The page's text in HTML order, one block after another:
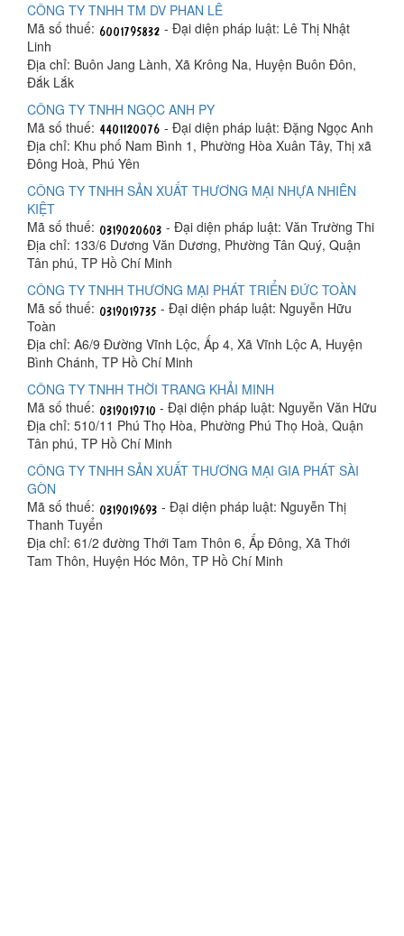
CÔNG TY TNHH TM DV PHAN LÊ
Mã số thuế:
- Đại diện pháp luật: Lê Thị Nhật
Linh
Địa chỉ: Buôn Jang Lành, Xã Krông Na, Huyện Buôn Đôn,
Đắk Lắk
CÔNG TY TNHH NGỌC ANH PY
Mã số thuế:
- Đại diện pháp luật: Đặng Ngọc Anh
Địa chỉ: Khu phố Nam Bình 1, Phường Hòa Xuân Tây, Thị xã
Đông Hoà, Phú Yên
CÔNG TY TNHH SẢN XUẤT THƯƠNG MẠI NHỰA NHIÊN
KIỆT
Mã số thuế:
- Đại diện pháp luật: Văn Trường Thi
Địa chỉ: 133/6 Dương Văn Dương, Phường Tân Quý, Quận
Tân phú, TP Hồ Chí Minh
CÔNG TY TNHH THƯƠNG MẠI PHÁT TRIỂN ĐỨC TOÀN
Mã số thuế:
- Đại diện pháp luật: Nguyễn Hữu
Toàn
Địa chỉ: A6/9 Đường Vĩnh Lộc, Ấp 4, Xã Vĩnh Lộc A, Huyện
Bình Chánh, TP Hồ Chí Minh
CÔNG TY TNHH THỜI TRANG KHẢI MINH
Mã số thuế:
- Đại diện pháp luật: Nguyễn Văn Hữu
Địa chỉ: 510/11 Phú Thọ Hòa, Phường Phú Thọ Hoà, Quận
Tân phú, TP Hồ Chí Minh
CÔNG TY TNHH SẢN XUẤT THƯƠNG MẠI GIA PHÁT SÀI
GÒN
Mã số thuế:
- Đại diện pháp luật: Nguyễn Thị
Thanh Tuyển
Địa chỉ: 61/2 đường Thới Tam Thôn 6, Ấp Đông, Xã Thới
Tam Thôn, Huyện Hóc Môn, TP Hồ Chí Minh